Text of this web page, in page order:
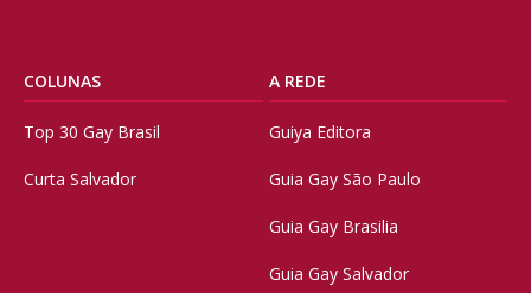
COLUNAS
Top 30 Gay Brasil
Curta Salvador
A REDE
Guiya Editora
Guia Gay São Paulo
Guia Gay Brasilia
Guia Gay Salvador